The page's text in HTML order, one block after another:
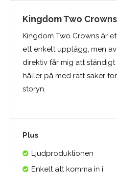
Kingdom Two Crowns
Kingdom Two Crowns är
ett enkelt upplägg, men
direktiv får mig att
håller på med rätt saker
storyn.
Plus
Ljudproduktionen
Enkelt att komma in i